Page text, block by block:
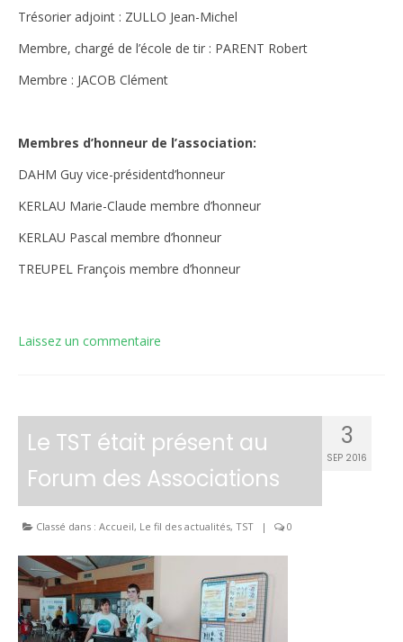
Trésorier adjoint : ZULLO Jean-Michel
Membre, chargé de l’école de tir : PARENT Robert
Membre : JACOB Clément
Membres d’honneur de l’association:
DAHM Guy vice-présidentd’honneur
KERLAU Marie-Claude membre d’honneur
KERLAU Pascal membre d’honneur
TREUPEL François membre d’honneur
Laissez un commentaire
3
SEP 2016
Le TST était présent au
Forum des Associations
Classé dans : Accueil, Le fil des actualités, TST | 0